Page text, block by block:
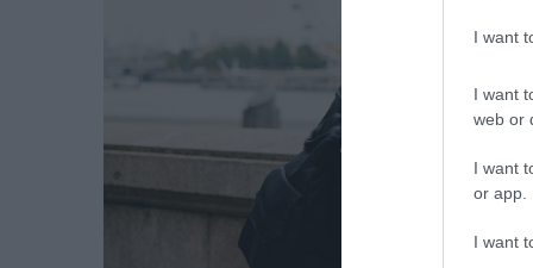
I want
I want
web or
I want
or app.
I want